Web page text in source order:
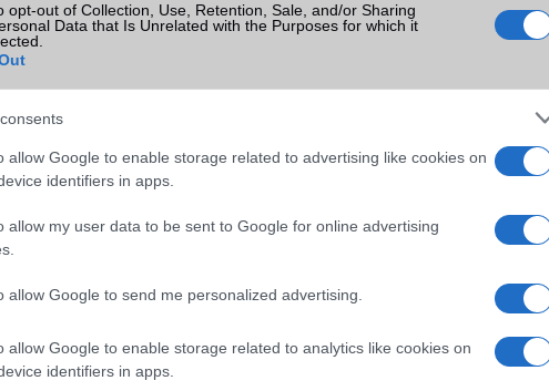
opt-out of Collection, Use, Retention, Sale, and/or Sharing
Data that Is Unrelated with the Purposes for which it
allow Google to enable storage related to advertising like cookies on
identifiers in apps.
allow my user data to be sent to Google for online advertising
allow Google to send me personalized advertising.
allow Google to enable storage related to analytics like cookies on
identifiers in apps.
kiemelt ajánlatok
Samsung Galaxy S26 Ultra